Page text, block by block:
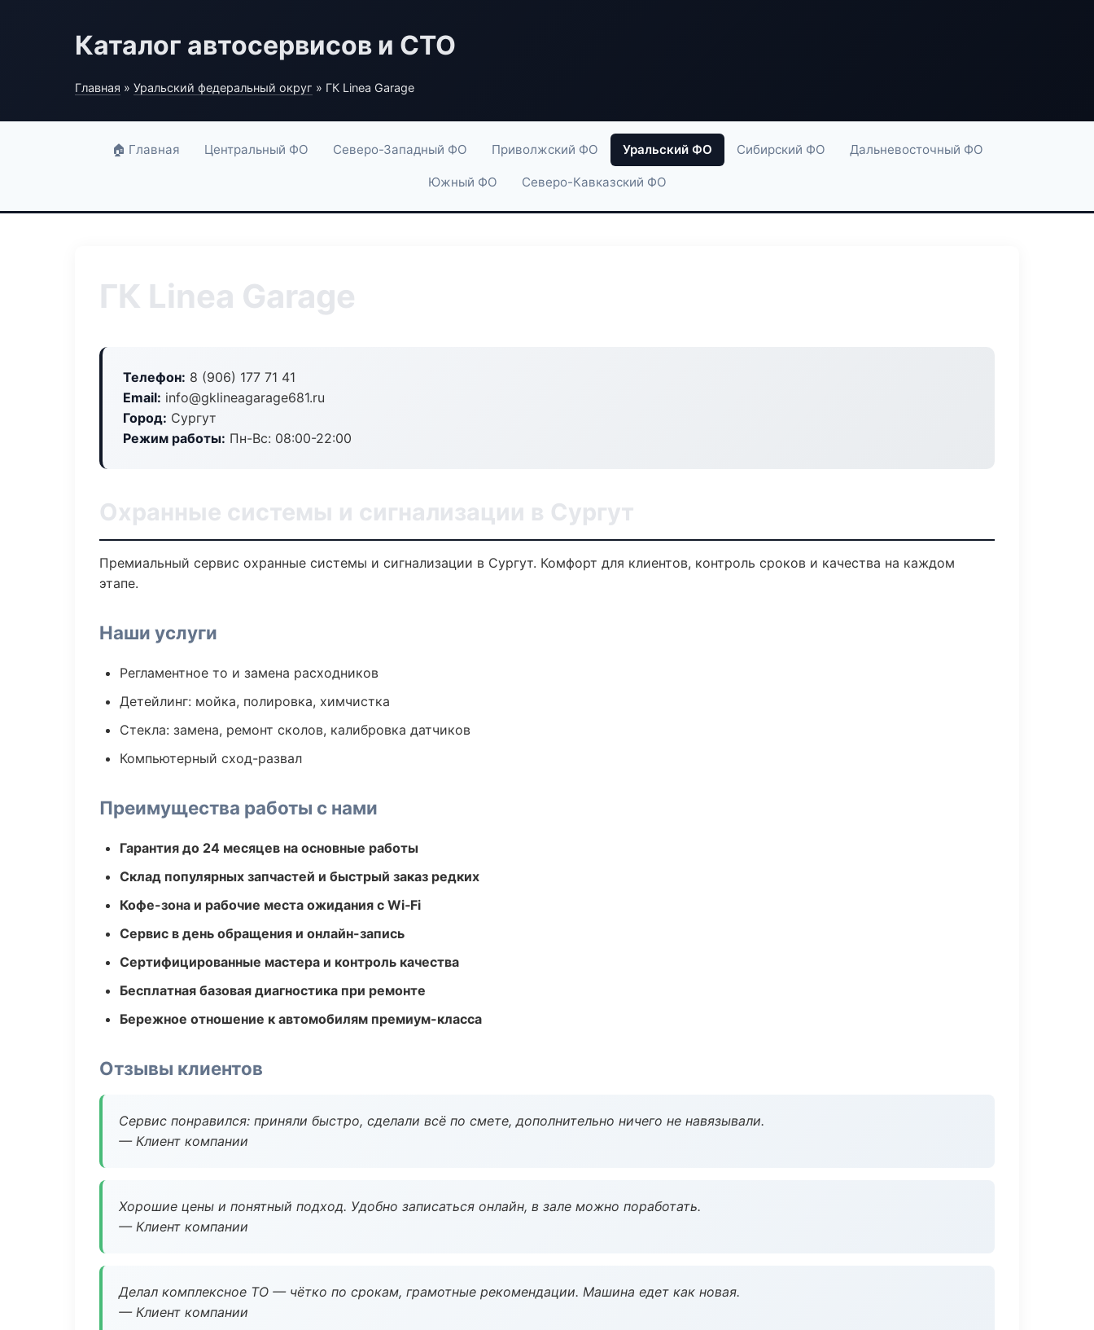
Каталог автосервисов и СТО
Главная » Уральский федеральный округ » ГК Linea Garage
🏠 Главная Центральный ФО Северо-Западный ФО Приволжский ФО Уральский ФО Сибирский ФО Дальневосточный ФО
Южный ФО Северо-Кавказский ФО
ГК Linea Garage
Телефон: 8 (906) 177 71 41
Email: info@gklineagarage681.ru
Город: Сургут
Режим работы: Пн-Вс: 08:00-22:00
Охранные системы и сигнализации в Сургут
Премиальный сервис охранные системы и сигнализации в Сургут. Комфорт для клиентов, контроль сроков и качества на каждом
этапе.
Наши услуги
Регламентное то и замена расходников
Детейлинг: мойка, полировка, химчистка
Стекла: замена, ремонт сколов, калибровка датчиков
Компьютерный сход-развал
Преимущества работы с нами
Гарантия до 24 месяцев на основные работы
Склад популярных запчастей и быстрый заказ редких
Кофе-зона и рабочие места ожидания с Wi‑Fi
Сервис в день обращения и онлайн-запись
Сертифицированные мастера и контроль качества
Бесплатная базовая диагностика при ремонте
Бережное отношение к автомобилям премиум-класса
Отзывы клиентов
Сервис понравился: приняли быстро, сделали всё по смете, дополнительно ничего не навязывали.
— Клиент компании
Хорошие цены и понятный подход. Удобно записаться онлайн, в зале можно поработать.
— Клиент компании
Делал комплексное ТО — чётко по срокам, грамотные рекомендации. Машина едет как новая.
— Клиент компании